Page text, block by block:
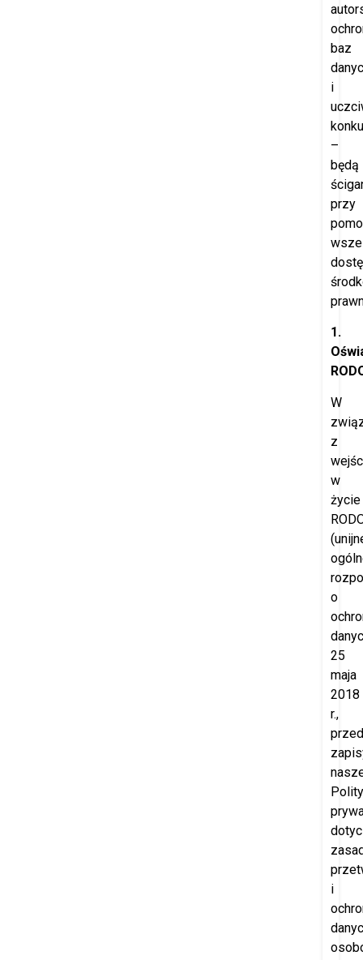
baz
i
–
będą
przy
1.
W
z
w
życie
o
25
maja
2018
r.,
i